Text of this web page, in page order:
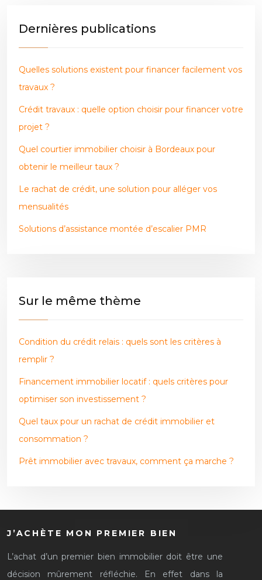
Dernières publications
Quelles solutions existent pour financer facilement vos
travaux ?
Crédit travaux : quelle option choisir pour financer votre
projet ?
Quel courtier immobilier choisir à Bordeaux pour
obtenir le meilleur taux ?
Le rachat de crédit, une solution pour alléger vos
mensualités
Solutions d’assistance montée d’escalier PMR
Sur le même thème
Condition du crédit relais : quels sont les critères à
remplir ?
Financement immobilier locatif : quels critères pour
optimiser son investissement ?
Quel taux pour un rachat de crédit immobilier et
consommation ?
Prêt immobilier avec travaux, comment ça marche ?
J’ACHÈTE MON PREMIER BIEN
L’achat d’un premier bien immobilier doit être une
décision mûrement réfléchie. En effet dans la